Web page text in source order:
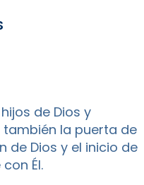
de Dios y
también la puerta de
de Dios y el inicio de
Él.